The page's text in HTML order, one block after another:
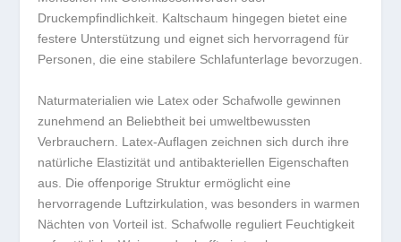
Druckempfindlichkeit. Kaltschaum hingegen bietet eine
festere Unterstützung und eignet sich hervorragend für
Personen, die eine stabilere Schlafunterlage bevorzugen.
Naturmaterialien wie Latex oder Schafwolle gewinnen
zunehmend an Beliebtheit bei umweltbewussten
Verbrauchern. Latex-Auflagen zeichnen sich durch ihre
natürliche Elastizität und antibakteriellen Eigenschaften
aus. Die offenporige Struktur ermöglicht eine
hervorragende Luftzirkulation, was besonders in warmen
Nächten von Vorteil ist. Schafwolle reguliert Feuchtigkeit